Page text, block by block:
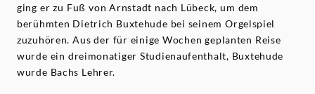
ging er zu Fuß von Arnstadt nach Lübeck, um dem
berühmten Dietrich Buxtehude bei seinem Orgelspiel
zuzuhören. Aus der für einige Wochen geplanten Reise
wurde ein dreimonatiger Studienaufenthalt, Buxtehude
wurde Bachs Lehrer.